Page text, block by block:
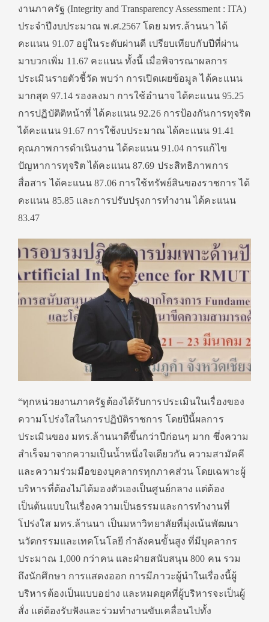
งานภาครัฐ (Integrity and Transparency Assessment : ITA)
ประจำปีงบประมาณ พ.ศ.2567 โดย มทร.ล้านนา ได้
คะแนน 91.07 อยู่ในระดับผ่านดี เปรียบเทียบกับปีที่ผ่าน
มาบวกเพิ่ม 11.67 คะแนน ทั้งนี้ เมื่อพิจารณาผลการ
ประเมินรายตัวชี้วัด พบว่า การเปิดเผยข้อมูล ได้คะแนน
มากสุด 97.14 รองลงมา การใช้อำนาจ ได้คะแนน 95.25
การปฏิบัติติหน้าที่ ได้คะแนน 92.26 การป้องกันการทุจริต
ได้คะแนน 91.67 การใช้งบประมาณ ได้คะแนน 91.41
คุณภาพการดำเนินงาน ได้คะแนน 91.04 การแก้ไข
ปัญหาการทุจริต ได้คะแนน 87.69 ประสิทธิภาพการ
สื่อสาร ได้คะแนน 87.06 การใช้ทรัพย์สินของราชการ ได้
คะแนน 85.85 และการปรับปรุงการทำงาน ได้คะแนน
83.47
“ทุกหน่วยงานภาครัฐต้องได้รับการประเมินในเรื่องของ
ความโปร่งใสในการปฏิบัติราชการ โดยปีนี้ผลการ
ประเมินของ มทร.ล้านนาดีขึ้นกว่าปีก่อนๆ มาก ซึ่งความ
สำเร็จมาจากความเป็นน้ำหนึ่งใจเดียวกัน ความสามัคคี
และความร่วมมือของบุคลากรทุกภาคส่วน โดยเฉพาะผู้
บริหารที่ต้องไม่ได้มองตัวเองเป็นศูนย์กลาง แต่ต้อง
เป็นต้นแบบในเรื่องความเป็นธรรมและการทำงานที่
โปร่งใส มทร.ล้านนา เป็นมหาวิทยาลัยที่มุ่งเน้นพัฒนา
นวัตกรรมและเทคโนโลยี กำลังคนขั้นสูง ที่มีบุคลากร
ประมาณ 1,000 กว่าคน และฝ่ายสนับสนุน 800 คน รวม
ถึงนักศึกษา การแสดงออก การมีภาวะผู้นำในเรื่องนี้ผู้
บริหารต้องเป็นแบบอย่าง และหมดยุคที่ผู้บริหารจะเป็นผู้
สั่ง แต่ต้องรับฟังและร่วมทำงานขับเคลื่อนไปทั้ง